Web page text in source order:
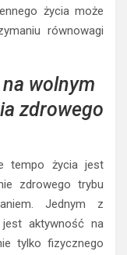
życia może
równowagi
wolnym
zdrowego
tempo życia jest
zdrowego trybu
Jednym z
aktywność na
tylko fizycznego